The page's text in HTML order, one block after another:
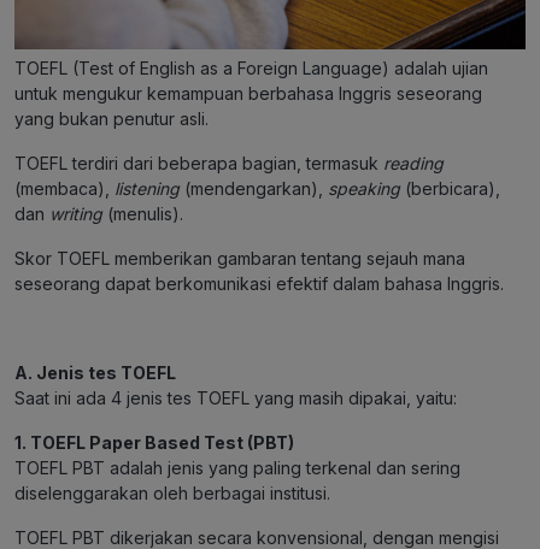
TOEFL (Test of English as a Foreign Language) adalah ujian
untuk mengukur kemampuan berbahasa Inggris seseorang
yang bukan penutur asli.
TOEFL terdiri dari beberapa bagian, termasuk reading
(membaca), listening (mendengarkan), speaking (berbicara),
dan writing (menulis).
Skor TOEFL memberikan gambaran tentang sejauh mana
seseorang dapat berkomunikasi efektif dalam bahasa Inggris.
A. Jenis tes TOEFL
Saat ini ada 4 jenis tes TOEFL yang masih dipakai, yaitu:
1. TOEFL Paper Based Test (PBT)
TOEFL PBT adalah jenis yang paling terkenal dan sering
diselenggarakan oleh berbagai institusi.
TOEFL PBT dikerjakan secara konvensional, dengan mengisi